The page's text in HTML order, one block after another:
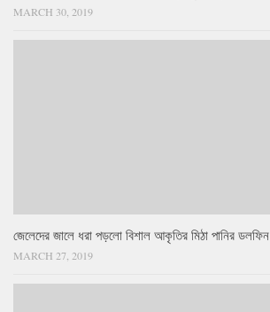
MARCH 30, 2019
জেলেদের জালে ধরা পড়লো বিশাল আকৃতির মিঠা পানির ডলফিন
MARCH 27, 2019